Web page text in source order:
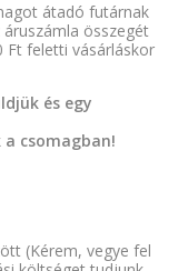
átadó futárnak
összegét
Ft feletti vásárláskor
és egy
csomagban!
(Kérem, vegye fel